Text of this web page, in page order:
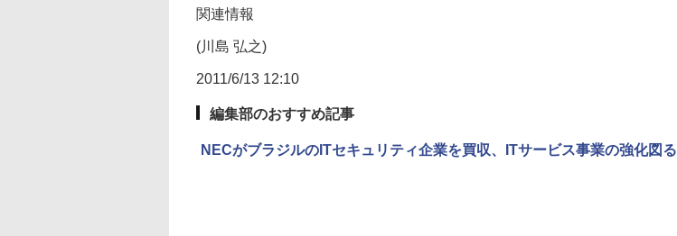
関連情報
(川島 弘之)
2011/6/13 12:10
編集部のおすすめ記事
NECがブラジルのITセキュリティ企業を買収、ITサービス事業の強化図る